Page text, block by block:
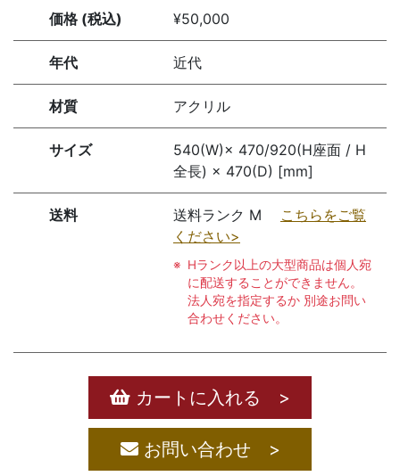
価格 (税込) ¥50,000
年代 近代
材質 アクリル
サイズ
540(W)× 470/920(H座面 / H
全長) × 470(D) [mm]
送料 送料ランク M こちらをご覧
ください>
Hランク以上の大型商品は個人宛
に配送することができません。
法人宛を指定するか 別途お問い
合わせください。
カートに入れる >
お問い合わせ >